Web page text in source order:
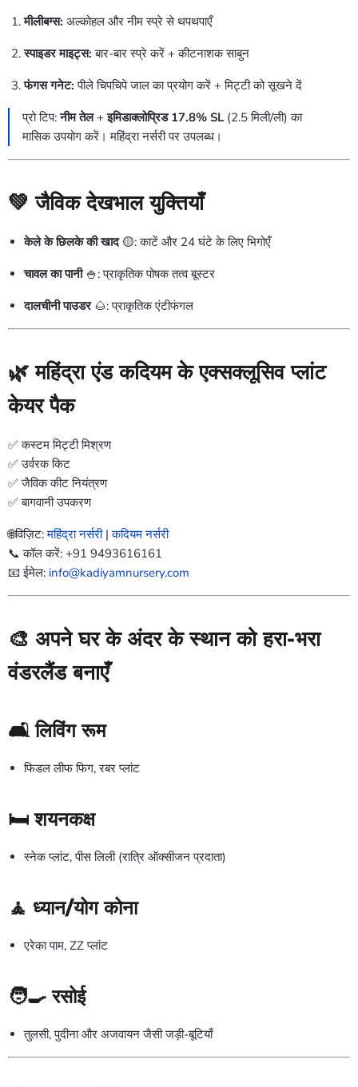
मीलीबग्स: अल्कोहल और नीम स्प्रे से थपथपाएँ
स्पाइडर माइट्स: बार-बार स्प्रे करें + कीटनाशक साबुन
फंगस गनेट: पीले चिपचिपे जाल का प्रयोग करें + मिट्टी को सूखने दें
प्रो टिप: नीम तेल + इमिडाक्लोप्रिड 17.8% SL (2.5 मिली/ली) का
मासिक उपयोग करें। महिंद्रा नर्सरी पर उपलब्ध।
💚 जैविक देखभाल युक्तियाँ
केले के छिलके की खाद 🟡: काटें और 24 घंटे के लिए भिगोएँ
चावल का पानी 🍚: प्राकृतिक पोषक तत्व बूस्टर
दालचीनी पाउडर 🌰: प्राकृतिक एंटीफंगल
🌿 महिंद्रा एंड कदियम के एक्सक्लूसिव प्लांट
केयर पैक
✅ कस्टम मिट्टी मिश्रण
✅ उर्वरक किट
✅ जैविक कीट नियंत्रण
✅ बागवानी उपकरण
🌐विज़िट: महिंद्रा नर्सरी | कदियम नर्सरी
📞 कॉल करें: +91 9493616161
📧 ईमेल: info@kadiyamnursery.com
🎨 अपने घर के अंदर के स्थान को हरा-भरा
वंडरलैंड बनाएँ
🛋️ लिविंग रूम
फिडल लीफ फिग, रबर प्लांट
🛏️ शयनकक्ष
स्नेक प्लांट, पीस लिली (रात्रि ऑक्सीजन प्रदाता)
🧘 ध्यान/योग कोना
एरेका पाम, ZZ प्लांट
🧑🍳 रसोई
तुलसी, पुदीना और अजवायन जैसी जड़ी-बूटियाँ